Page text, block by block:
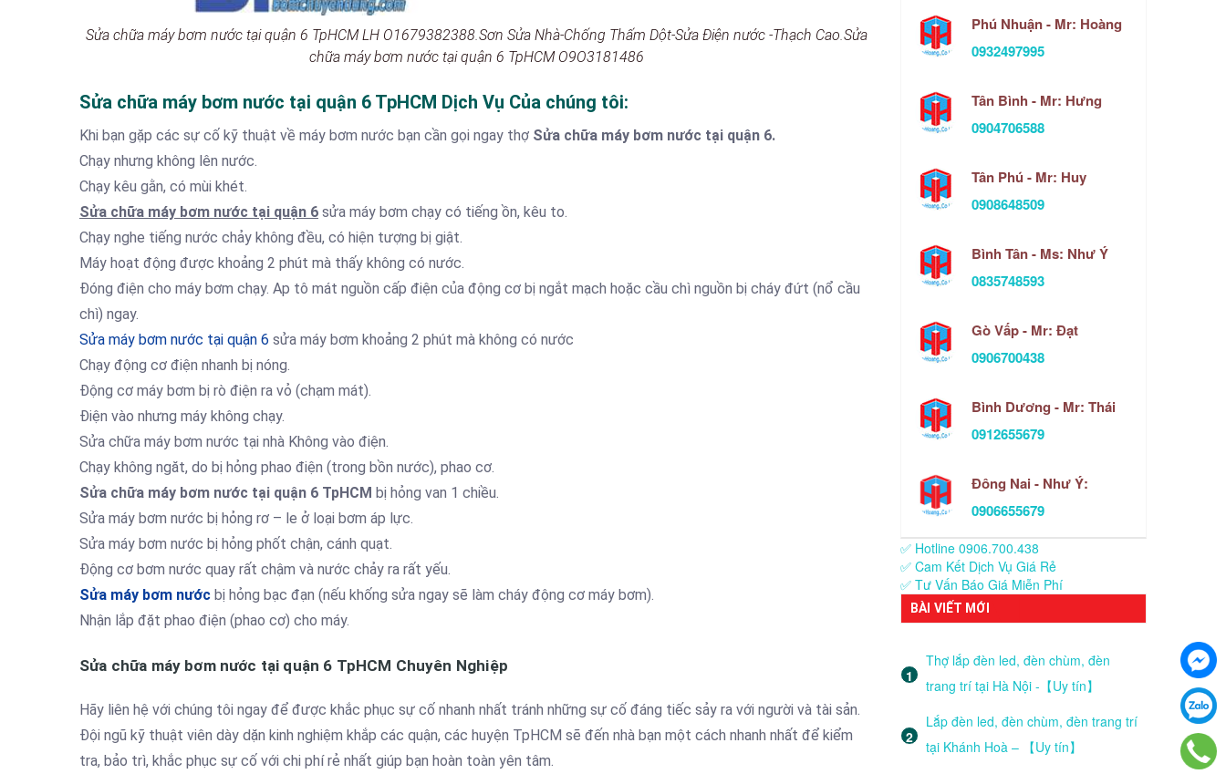
Sửa chữa máy bơm nước tại quận 6 TpHCM LH O1679382388.Sơn Sửa Nhà-Chống Thấm Dột-Sửa Điện nước -Thạch Cao.Sửa
chữa máy bơm nước tại quận 6 TpHCM O9O3181486
Sửa chữa máy bơm nước tại quận 6 TpHCM Dịch Vụ Của chúng tôi:
Khi bạn gặp các sự cố kỹ thuật về máy bơm nước bạn cần gọi ngay thợ Sửa chữa máy bơm nước tại quận 6.
Chạy nhưng không lên nước.
Chạy kêu gằn, có mùi khét.
Sửa chữa máy bơm nước tại quận 6 sửa máy bơm chạy có tiếng ồn, kêu to.
Chạy nghe tiếng nước chảy không đều, có hiện tượng bị giật.
Máy hoạt động được khoảng 2 phút mà thấy không có nước.
Đóng điện cho máy bơm chạy. Ap tô mát nguồn cấp điện của động cơ bị ngắt mạch hoặc cầu chì nguồn bị cháy đứt (nổ cầu
chì) ngay.
Sửa máy bơm nước tại quận 6 sửa máy bơm khoảng 2 phút mà không có nước
Chạy động cơ điện nhanh bị nóng.
Động cơ máy bơm bị rò điện ra vỏ (chạm mát).
Điện vào nhưng máy không chạy.
Sửa chữa máy bơm nước tại nhà Không vào điện.
Chạy không ngăt, do bị hỏng phao điện (trong bồn nước), phao cơ.
Sửa chữa máy bơm nước tại quận 6 TpHCM bị hỏng van 1 chiều.
Sửa máy bơm nước bị hỏng rơ – le ở loại bơm áp lực.
Sửa máy bơm nước bị hỏng phốt chận, cánh quạt.
Động cơ bơm nước quay rất chậm và nước chảy ra rất yếu.
Sửa máy bơm nước bị hỏng bạc đạn (nếu khống sửa ngay sẽ làm cháy động cơ máy bơm).
Nhận lắp đặt phao điện (phao cơ) cho máy.
Sửa chữa máy bơm nước tại quận 6 TpHCM Chuyên Nghiệp
Hãy liên hệ với chúng tôi ngay để được khắc phục sự cố nhanh nhất tránh những sự cố đáng tiếc sảy ra với người và tài sản.
Đội ngũ kỹ thuật viên dày dặn kinh nghiệm khắp các quận, các huyện TpHCM sẽ đến nhà bạn một cách nhanh nhất để kiểm
tra, bảo trì, khắc phục sự cố với chi phí rẻ nhất giúp bạn hoàn toàn yên tâm.
Phú Nhuận - Mr: Hoàng
0932497995
Tân Bình - Mr: Hưng
0904706588
Tân Phú - Mr: Huy
0908648509
Bình Tân - Ms: Như Ý
0835748593
Gò Vấp - Mr: Đạt
0906700438
Bình Dương - Mr: Thái
0912655679
Đông Nai - Như Ý:
0906655679
✅ Hotline 0906.700.438
✅ Cam Kết Dịch Vụ Giá Rẻ
✅ Tư Vấn Báo Giá Miễn Phí
BÀI VIẾT MỚI
Thợ lắp đèn led, đèn chùm, đèn
trang trí tại Hà Nội -【Uy tín】
Lắp đèn led, đèn chùm, đèn trang trí
tại Khánh Hoà – 【Uy tín】